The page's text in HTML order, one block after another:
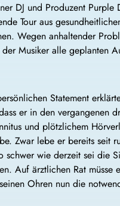
DJ und Produzent Purple
Tour aus
Wegen anhaltender
Musiker alle geplanten
Statement
er in den vergangenen
und plötzlichem
Zwar lebe er bereits seit
schwer wie derzeit sei die
Auf ärztlichen Rat müsse
Ohren nun die